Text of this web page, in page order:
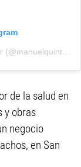
de la salud en
y obras
negocio
en San